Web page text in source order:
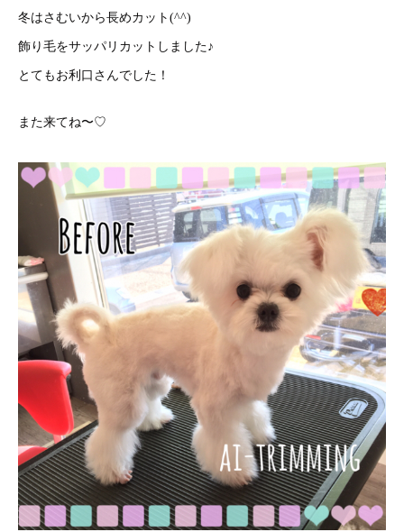
冬はさむいから長めカット(^^)
飾り毛をサッパリカットしました♪
とてもお利口さんでした！
また来てね〜♡